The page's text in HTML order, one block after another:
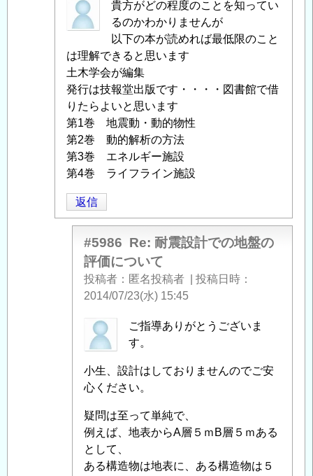
て」
へ
返
信
匿
名
稿
者
に
よ
る
「Re:
耐
震
計
で
」
貴方がどの程度のことを知ってい
るのかわかりませんが
以下の本が読めれば最低限のこと
は理解できると思います
土木学会が編集
発行は技報堂出版です・・・・図書館で借
りたらよいと思います
第1巻 地震動・動的物性
第2巻 動的解析の方法
第3巻 エネルギー施設
第4巻 ライフライン施設
返信
#5986 Re: 耐震設計での地盤の
評価について
投稿者 匿名投稿者
投稿日時
2014/07/23(水) 15:45
匿
名
稿
者
に
よ
る
「 Re:
ご指導ありがとうございま
す。
小生、設計はしておりませんのでご安
心ください。
疑問は至って単純で、
例えば、地表からA層５ｍB層５ｍある
として、
ある構造物は地表に、ある構造物は５